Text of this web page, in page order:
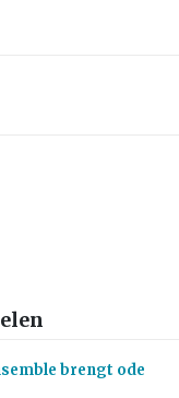
brengt ode